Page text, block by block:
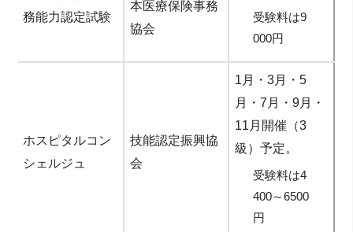
務能力認定試験
本医療保険事務
協会
受験料は9
000円
ホスピタルコン
シェルジュ
技能認定振興協
会
1月・3月・5
月・7月・9月・
11月開催（3
級）予定。
受験料は4
400～6500
円